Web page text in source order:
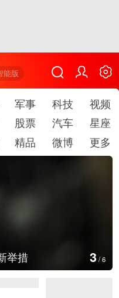
能版
军事 科技
视频
股票 汽车
星座
精品 微博 更多
洱：乡村风光如画4 /6